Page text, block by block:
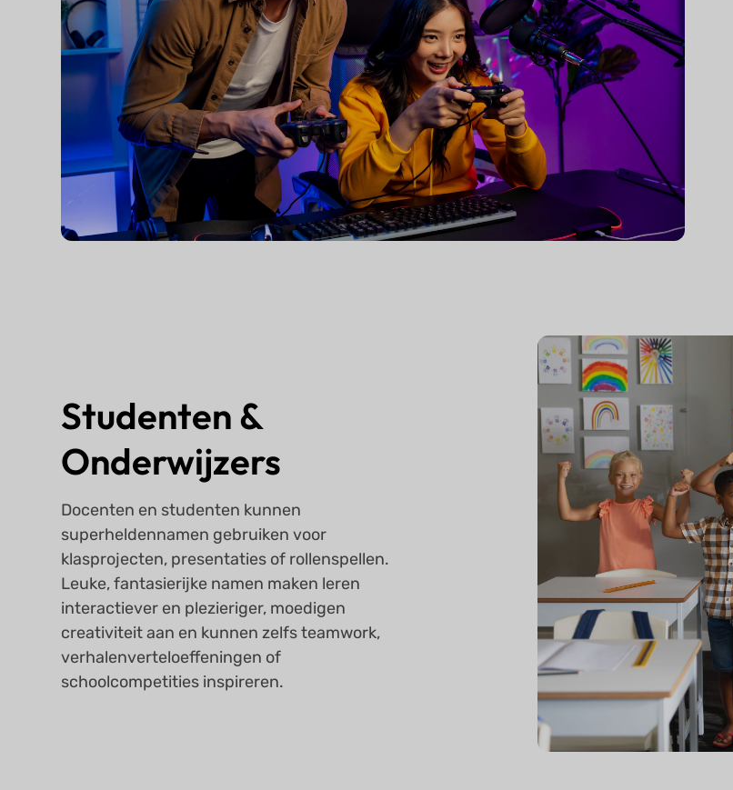
Studenten &
Onderwijzers
Docenten en studenten kunnen
superheldennamen gebruiken voor
klasprojecten, presentaties of rollenspellen.
Leuke, fantasierijke namen maken leren
interactiever en plezieriger, moedigen
creativiteit aan en kunnen zelfs teamwork,
verhalenverteloeffeningen of
schoolcompetities inspireren.